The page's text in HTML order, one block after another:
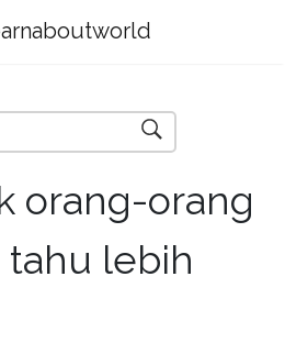
orang-orang
lebih